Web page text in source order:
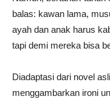
balas: kawan lama,
ayah dan anak harus
tapi demi mereka bisa
Diadaptasi dari novel
menggambarkan ironi